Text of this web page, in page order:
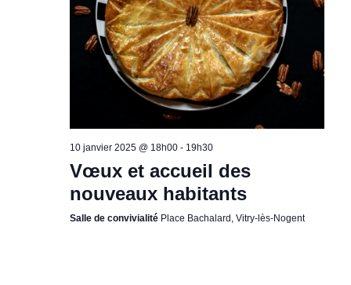
10 janvier 2025 @ 18h00- 19h30
Vœux et accueil des
nouveaux habitants
Salle de convivialité Place Bachalard, Vitry-lès-Nogent